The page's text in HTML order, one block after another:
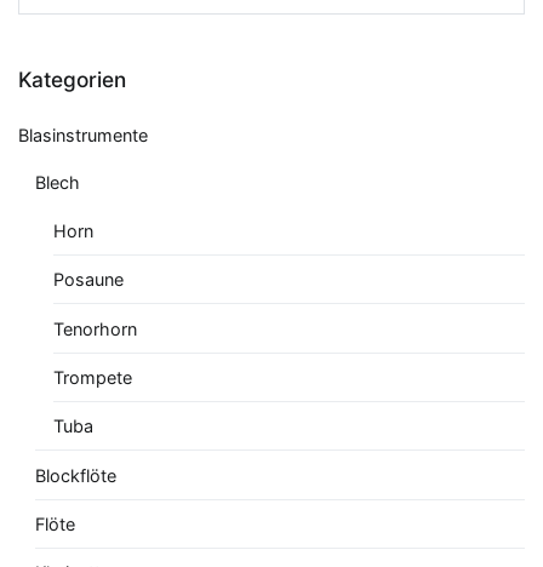
nach:
Kategorien
Blasinstrumente
Blech
Horn
Posaune
Tenorhorn
Trompete
Tuba
Blockflöte
Flöte